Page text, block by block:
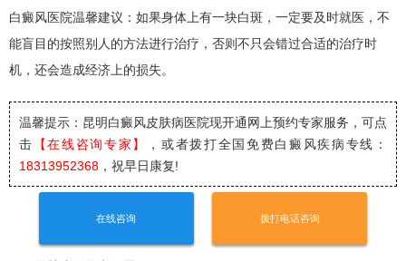
白癜风医院温馨建议：如果身体上有一块白斑，一定要及时就医，不
能盲目的按照别人的方法进行治疗，否则不只会错过合适的治疗时
机，还会造成经济上的损失。
温馨提示：昆明白癜风皮肤病医院现开通网上预约专家服务，可点
击
【在线咨询专家】
，或者拨打全国免费白癜风疾病专线：
18313952368 ，祝早日康复!
在线咨询 拨打电话咨询